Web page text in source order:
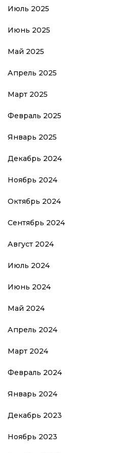
Июль 2025
Июнь 2025
Май 2025
Апрель 2025
Март 2025
Февраль 2025
Январь 2025
Декабрь 2024
Ноябрь 2024
Октябрь 2024
Сентябрь 2024
Август 2024
Июль 2024
Июнь 2024
Май 2024
Апрель 2024
Март 2024
Февраль 2024
Январь 2024
Декабрь 2023
Ноябрь 2023